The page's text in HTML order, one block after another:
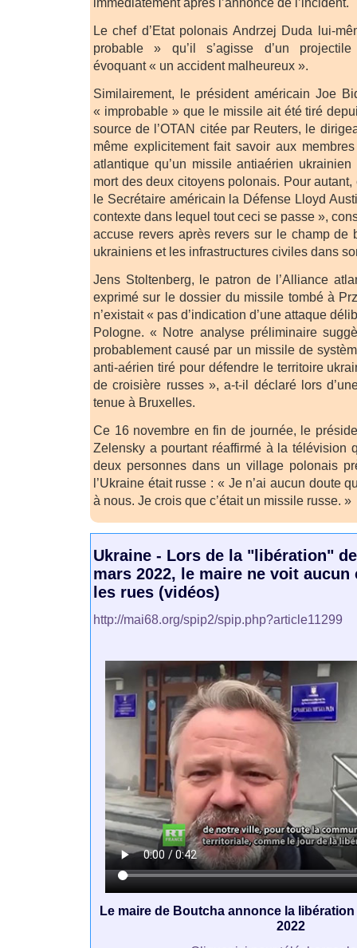
Le chef d’Etat polonais Andrzej Duda lui-
probable » qu’il s’agisse d’un
évoquant « un accident malheureux ».
Similairement, le président américain Joe
« improbable » que le missile ait été tiré
source de l’OTAN citée par Reuters, le
même explicitement fait savoir aux
atlantique qu’un missile antiaérien
mort des deux citoyens polonais. Pour
le Secrétaire américain la Défense Lloyd
contexte dans lequel tout ceci se passe »,
accuse revers après revers sur le champ de
ukrainiens et les infrastructures civiles dans
Jens Stoltenberg, le patron de l’Alliance
exprimé sur le dossier du missile tombé à
n’existait « pas d’indication d’une attaque
Pologne. « Notre analyse préliminaire
probablement causé par un missile de
anti-aérien tiré pour défendre le territoire
de croisière russes », a-t-il déclaré lors
tenue à Bruxelles.
Ce 16 novembre en fin de journée, le
Zelensky a pourtant réaffirmé à la télévision
deux personnes dans un village polonais
l’Ukraine était russe : « Je n’ai aucun doute
à nous. Je crois que c’était un missile russe. »
Ukraine - Lors de la "libération"
mars 2022, le maire ne voit aucun
les rues (vidéos)
http://mai68.org/spip2/spip.php?article11299
Le maire de Boutcha annonce la
2022